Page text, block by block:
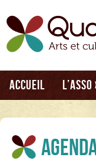
Accueil L’asso